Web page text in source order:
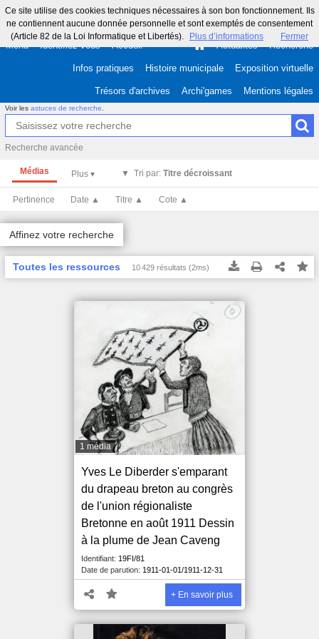
Ce site utilise des cookies techniques nécessaires à son bon fonctionnement. Ils
ne contiennent aucune donnée personnelle et sont exemptés de consentement
(Article 82 de la Loi Informatique et Libertés).
Plus d’informations Fermer
Menu Identifiez-vous Accueil Actualités Recherche
Infos pratiques Histoire municipale Exposition virtuelle
Trésors d'archives Archi'games Mentions légales
Voir les astuces de recherche
Recherche avancée
Médias Tri par: Titre décroissant
Pertinence Date ▲ Titre ▲ Cote ▲
Affinez votre recherche
Toutes les ressources 10 429 résultats (2ms)
1 média
Yves Le Diberder s'emparant
du drapeau breton au congrès
de l'union régionaliste
Bretonne en août 1911 Dessin
à la plume de Jean Caveng
Identifiant: 19FI/81
Date de parution: 1911-01-01/1911-12-31
+ En savoir plus